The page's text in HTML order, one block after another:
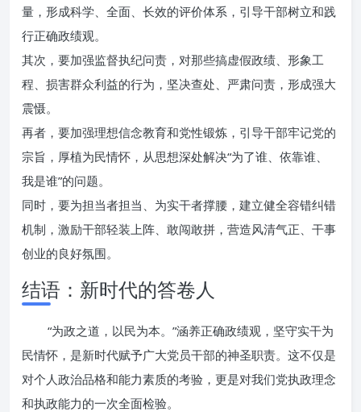
量，形成科学、全面、长效的评价体系，引导干部树立和践
行正确政绩观。
其次，要加强监督执纪问责，对那些搞虚假政绩、形象工
程、损害群众利益的行为，坚决查处、严肃问责，形成强大
震慑。
再者，要加强理想信念教育和党性锻炼，引导干部牢记党的
宗旨，厚植为民情怀，从思想深处解决“为了谁、依靠谁、
我是谁”的问题。
同时，要为担当者担当、为实干者撑腰，建立健全容错纠错
机制，激励干部轻装上阵、敢闯敢拼，营造风清气正、干事
创业的良好氛围。
结语：新时代的答卷人
“为政之道，以民为本。”涵养正确政绩观，坚守实干为
民情怀，是新时代赋予广大党员干部的神圣职责。这不仅是
对个人政治品格和能力素质的考验，更是对我们党执政理念
和执政能力的一次全面检验。